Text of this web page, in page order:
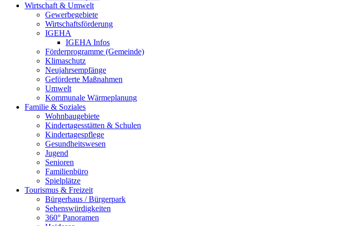
Wirtschaft & Umwelt
Gewerbegebiete
Wirtschaftsförderung
IGEHA
IGEHA Infos
Förderprogramme (Gemeinde)
Klimaschutz
Neujahrsempfänge
Geförderte Maßnahmen
Umwelt
Kommunale Wärmeplanung
Familie & Soziales
Wohnbaugebiete
Kindertagesstätten & Schulen
Kindertagespflege
Gesundheitswesen
Jugend
Senioren
Familienbüro
Spielplätze
Tourismus & Freizeit
Bürgerhaus / Bürgerpark
Sehenswürdigkeiten
360° Panoramen